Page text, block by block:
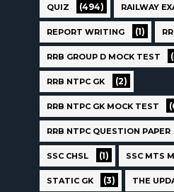
QUIZ (494) RAILWAY
REPORT WRITING (1)
RRB GROUP D MOCK TEST
RRB NTPC GK (2)
RRB NTPC GK MOCK TEST
RRB NTPC QUESTION PAPER
SSC CHSL (1) SSC MTS
STATIC GK (3) THE